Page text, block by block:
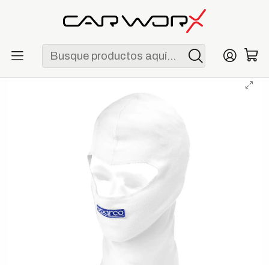
ENVÍO GRATIS POR COMPRAS MAYORES A S/ 250
Balaclava Sparco Rookie